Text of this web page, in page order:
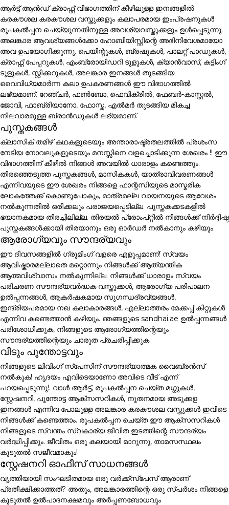
ആർട്ട് ആൻഡ് ക്രാഫ്റ്റ് വിഭാഗത്തിന് കീഴിലുള്ള ഇനങ്ങളിൽ
കരകൗശല കരകൗശല വസ്തുക്കളും കലാപരമായ ഇംപ്രഷനുകൾ
രൂപകൽപ്പന ചെയ്യുന്നതിനുള്ള അവശ്യവസ്തുക്കളും ഉൾപ്പെടുന്നു.
അലങ്കാര ആവശ്യങ്ങൾക്കോ ഹോബിയിസ്റ്റിന്റെ അഭിനിവേശമായോ
അവ ഉപയോഗിക്കുന്നു. പെയിന്റുകൾ, ബ്രഷുകൾ, പാലറ്റ് പാഡുകൾ,
ക്രാഫ്റ്റ് പേപ്പറുകൾ, എംബ്രോയിഡറി ടൂളുകൾ, ക്യാൻവാസ്, കട്ടിംഗ്
ടൂളുകൾ, സ്റ്റിക്കറുകൾ, അലങ്കാര ഇനങ്ങൾ തുടങ്ങിയ
വൈവിധ്യമാർന്ന കലാ ഉപകരണങ്ങൾ ഈ വിഭാഗത്തിൽ
ലഭ്യമാണ്. റേഞ്ചർ, ഫൺബോ, ഫെവിക്രിൽ, ഫേബർ-കാസ്റ്റൽ,
ജോവി, ഫാബ്രിയാനോ, ഫോസ്ക, എൽമർ തുടങ്ങിയ മികച്ച
നിലവാരമുള്ള ബ്രാൻഡുകൾ ലഭ്യമാണ്.
പുസ്തകങ്ങൾ
ക്ലാസിക് തമിഴ് കഥകളുടെയും അന്താരാഷ്ട്രതലത്തിൽ പ്രശംസ
നേടിയ നോവലുകളുടെയും മനസ്സിനെ വളച്ചൊടിക്കുന്ന ശേഖരം !! ഈ
വിഭാഗത്തിന് കീഴിൽ നിങ്ങൾ അവയിൽ ധാരാളം കണ്ടെത്തും.
തിരഞ്ഞെടുത്ത പുസ്തകങ്ങൾ, മാസികകൾ, യാത്രാവിവരണങ്ങൾ
എന്നിവയുടെ ഈ ശേഖരം നിങ്ങളെ ഫാന്റസിയുടെ മാസ്മരിക
ലോകത്തേക്ക് കൊണ്ടുപോകും, മാത്രമല്ല വായനയുടെ ആവേശം
നൽകുന്നതിൽ ഒരിക്കലും പരാജയപ്പെടില്ല. പുസ്തകക്കടകളിൽ
ഭയാനകമായ തിരച്ചിലില്ല. തിരയൽ പ്രോംപ്റ്റിൽ നിങ്ങൾക്ക് നിർദ്ദിഷ്ട
പുസ്തകങ്ങൾക്കായി തിരയാനും ഒരു ഓർഡർ നൽകാനും കഴിയും.
ആരോഗ്യവും സൗന്ദര്യവും
ഈ ദിവസങ്ങളിൽ ഗ്രൂമിംഗ് വളരെ എളുപ്പമാണ്! സ്വയം
ആവിഷ്കാരമല്ലാതെ മറ്റൊന്നും നിങ്ങൾക്ക് ആത്യന്തിക
ആത്മവിശ്വാസം നൽകുന്നില്ല. നിങ്ങൾക്ക് ധാരാളം സ്വയം
പരിചരണ സൗന്ദര്യവർദ്ധക വസ്തുക്കൾ, ആരോഗ്യ പരിപാലന
ഉൽപ്പന്നങ്ങൾ, ആകർഷകമായ സുഗന്ധദ്രവ്യങ്ങൾ,
ഇന്ദ്രിയപരമായ നഖ കലാകാരങ്ങൾ, എല്ലാത്തരം മേക്കപ്പ് കിറ്റുകൾ
എന്നിവ കണ്ടെത്താൻ കഴിയും. ഞങ്ങളുടെ sandhai.ae ഉൽപ്പന്നങ്ങൾ
പരിശോധിക്കുക, നിങ്ങളുടെ ആരോഗ്യത്തിന്റെയും
സൗന്ദര്യത്തിന്റെയും ചാരുത പ്രചരിപ്പിക്കുക.
വീടും പൂന്തോട്ടവും
നിങ്ങളുടെ ലിവിംഗ് സ്പേസിന് സൗന്ദര്യാത്മക വൈബ്രൻസ്
നൽകുക! ഹൃദയം എവിടെയാണോ അവിടെ വീട് എന്ന്
പറയപ്പെടുന്നു!. വാൾ ആർട്ട്, രൂപകൽപ്പന ചെയ്ത മഗ്ഗുകൾ,
സ്റ്റേഷനറി, പൂന്തോട്ട ആക്സസറികൾ, നൂതനമായ അടുക്കള
ഇനങ്ങൾ എന്നിവ പോലുള്ള അലങ്കാര കരകൗശല വസ്തുക്കൾ ഇവിടെ
നിങ്ങൾക്ക് കണ്ടെത്താം. രൂപകൽപ്പന ചെയ്ത ഈ ആക്സസറികൾ
നിങ്ങളുടെ സ്വന്തം സ്വകാര്യ ജീവിത ഇടത്തിന്റെ സൗന്ദര്യം
വർദ്ധിപ്പിക്കും. ജീവിതം ഒരു കലയായി മാറുന്നു, താമസസ്ഥലം
കൂടുതൽ സജീവമാകും!
സ്റ്റേഷനറി ഓഫീസ് സാധനങ്ങൾ
വൃത്തിയായി സംഘടിതമായ ഒരു വർക്ക്സ്പേസ് ആരാണ്
പ്രതീക്ഷിക്കാത്തത്? അതും, അലങ്കാരത്തിന്റെ ഒരു സ്പർശം നിങ്ങളെ
കൂടുതൽ ഉൽപാദനക്ഷമവും അർപ്പണബോധവും